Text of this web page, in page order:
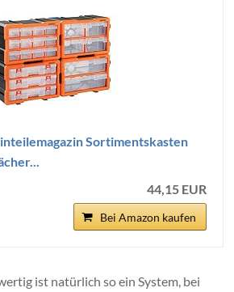
Sortimentskasten
44,15 EUR
Bei Amazon kaufen
ist natürlich so ein System, bei